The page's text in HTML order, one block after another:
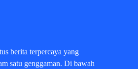
berita terpercaya yang
satu genggaman. Di bawah